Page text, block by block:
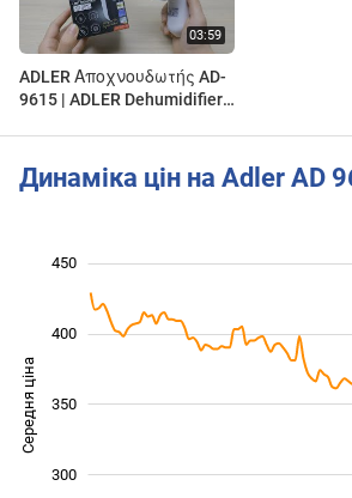
ADLER Αποχνουδωτής AD-
9615 | ADLER Dehumidifier
Динаміка цін на Adler AD
Середня ціна 250
300
350
400
450